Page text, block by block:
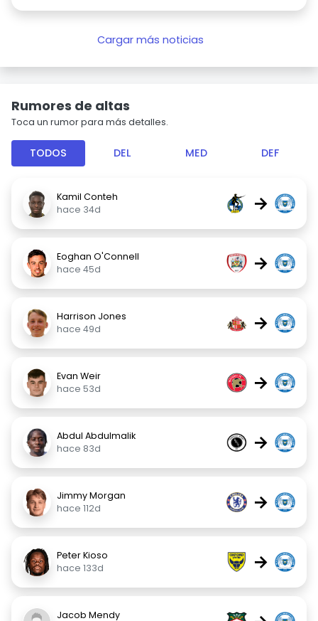
Cargar más noticias
Rumores de altas
Toca un rumor para más detalles.
TODOS DEL MED DEF
Kamil Conteh
hace 34d
→
Eoghan O'Connell
hace 45d
→
Harrison Jones
hace 49d
→
Evan Weir
hace 53d
→
Abdul Abdulmalik
hace 83d
→
Jimmy Morgan
hace 112d
→
Peter Kioso
hace 133d
→
Jacob Mendy